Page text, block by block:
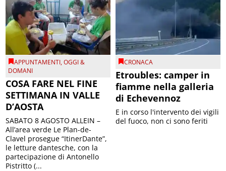
APPUNTAMENTI,OGGI &
DOMANI
COSA FARE NEL FINE
SETTIMANA IN VALLE
D’AOSTA
SABATO 8 AGOSTO ALLEIN –
All’area verde Le Plan-de-
Clavel prosegue “ItinerDante”,
le letture dantesche, con la
partecipazione di Antonello
Pistritto (...
CRONACA
Etroubles: camper in
fiamme nella galleria
di Echevennoz
E in corso l'intervento dei vigili
del fuoco, non ci sono feriti